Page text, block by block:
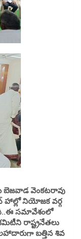
బెజవాడ వెంకటరావు
హాల్లో నియోజక వర్గ
సమావేశంలో
రాష్ట్రనేతలు
బత్తిన శివ